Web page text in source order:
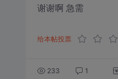
谢谢啊 急需
给本帖投票
233 1